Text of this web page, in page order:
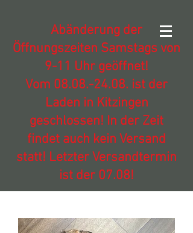
Abänderung der
Öffnungszeiten Samstags von
9-11 Uhr geöffnet!
Vom 08.08.-24.08. ist der
Laden in Kitzingen
geschlossen! In der Zeit
findet auch kein Versand
statt! Letzter Versandtermin
ist der 07.08!